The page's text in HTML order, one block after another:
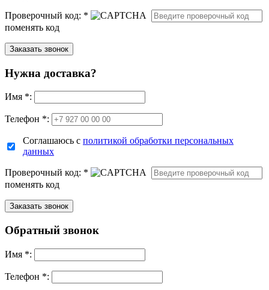
Проверочный код: *
поменять код
Нужна доставка?
Имя *:
Телефон *:
Соглашаюсь с политикой обработки персональных
данных
Проверочный код: *
поменять код
Обратный звонок
Имя *:
Телефон *: